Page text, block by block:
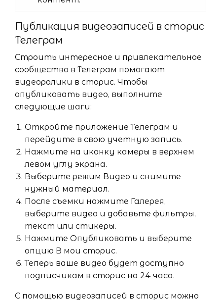
Публикация видеозаписей в сторис
Телеграм
Строить интересное и привлекательное
сообщество в Телеграм помогают
видеоролики в сторис. Чтобы
опубликовать видео, выполните
следующие шаги:
Откройте приложение Телеграм и
перейдите в свою учетную запись.
Нажмите на иконку камеры в верхнем
левом углу экрана.
Выберите режим Видео и снимите
нужный материал.
После съемки нажмите Галерея,
выберите видео и добавьте фильтры,
текст или стикеры.
Нажмите Опубликовать и выберите
опцию В мои сторис.
Теперь ваше видео будет доступно
подписчикам в сторис на 24 часа.
С помощью видеозаписей в сторис можно